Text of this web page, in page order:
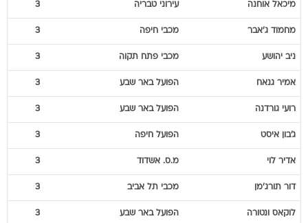
מיכאל אוחנה עירוני טבריה 3
מחמוד ג'אבר מכבי חיפה 3
ניב יהושע מכבי פתח תקוה 3
אמיר גנאח הפועל באר שבע 3
רועי גורדנה הפועל באר שבע 3
ג'בון איסט הפועל חיפה 3
אדיר לוי מ.ס. אשדוד 3
דור תורג'מן מכבי תל אביב 3
לוקאס ונטורה הפועל באר שבע 3